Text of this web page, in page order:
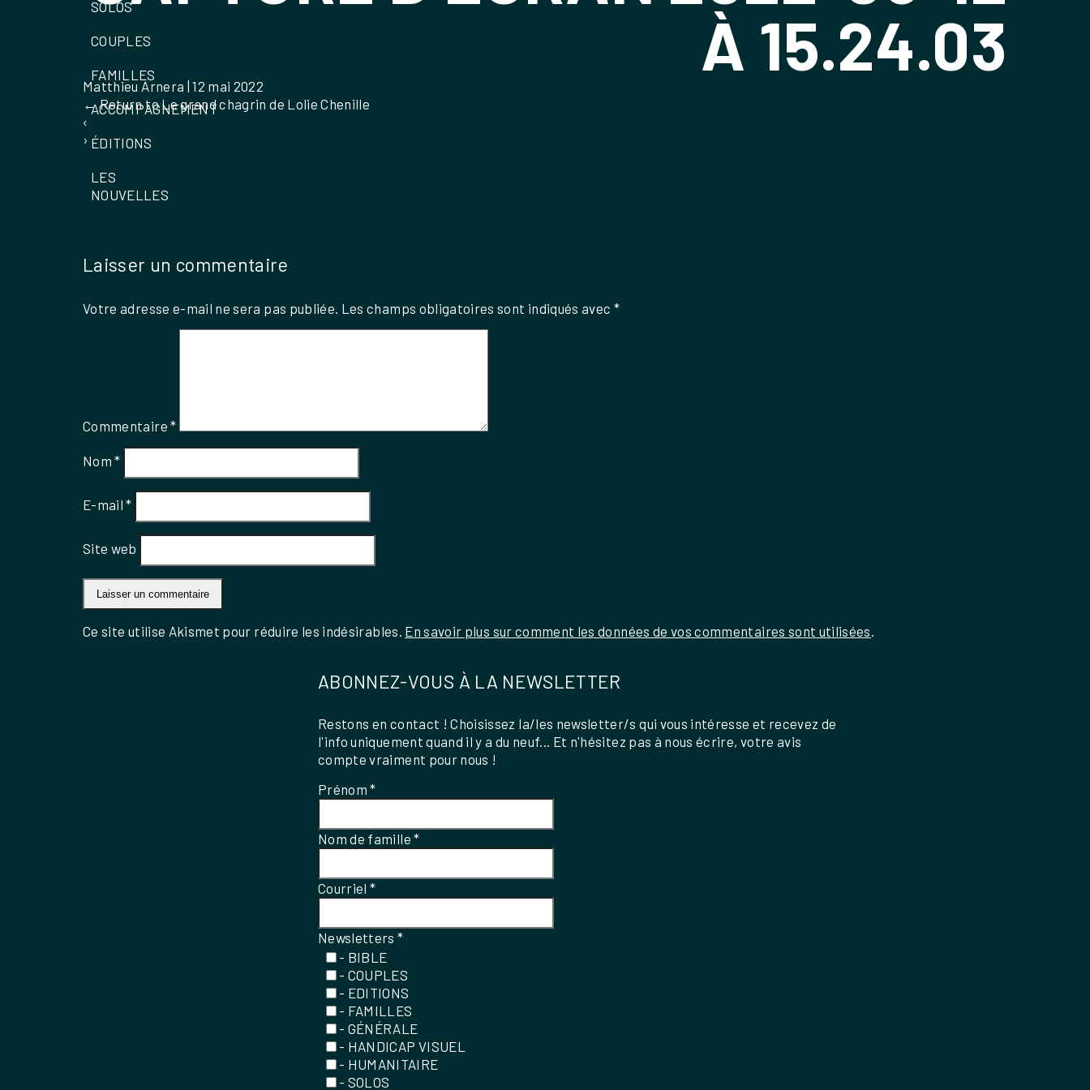
SOLOS
COUPLES
FAMILLES
ACCOMPAGNEMENT
ÉDITIONS
LES
NOUVELLES
À 15.24.03
Matthieu Arnera |12 mai 2022
←Return to Le grand chagrin de Lolie Chenille
‹
›
Laisser un commentaire
Votre adresse e-mail ne sera pas publiée. Les champs obligatoires sont indiqués avec *
Commentaire*
Nom*
E-mail*
Site web
Ce site utilise Akismet pour réduire les indésirables. En savoir plus sur comment les données de vos commentaires sont utilisées.
ABONNEZ-VOUS À LA NEWSLETTER
Restons en contact ! Choisissez la/les newsletter/s qui vous intéresse et recevez de
l'info uniquement quand il y a du neuf... Et n'hésitez pas à nous écrire, votre avis
compte vraiment pour nous !
Prénom*
Nom de famille*
Courriel*
Newsletters*
- BIBLE
- COUPLES
- EDITIONS
- FAMILLES
- GÉNÉRALE
- HANDICAP VISUEL
- HUMANITAIRE
- SOLOS